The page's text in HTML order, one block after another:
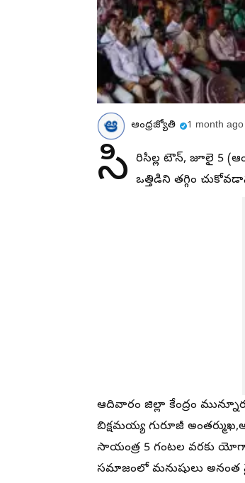
ఆంధ్రజ్యోతి 1 month ago
సి రిసిల్ల టౌన్‌, జూలై 5
ఒత్తిడిని తగ్గిం
ఆదివారం జిల్లా కేంద్రం
బిక్షమయ్య గురూజీ
సాయంత్ర 5 గంటల వరకు యోగా
సమాజంలో మనుషులు అనంత